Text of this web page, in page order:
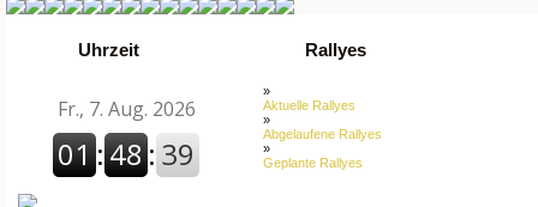
Uhrzeit Rallyes
»
Aktuelle Rallyes
»
Abgelaufene Rallyes
»
Geplante Rallyes